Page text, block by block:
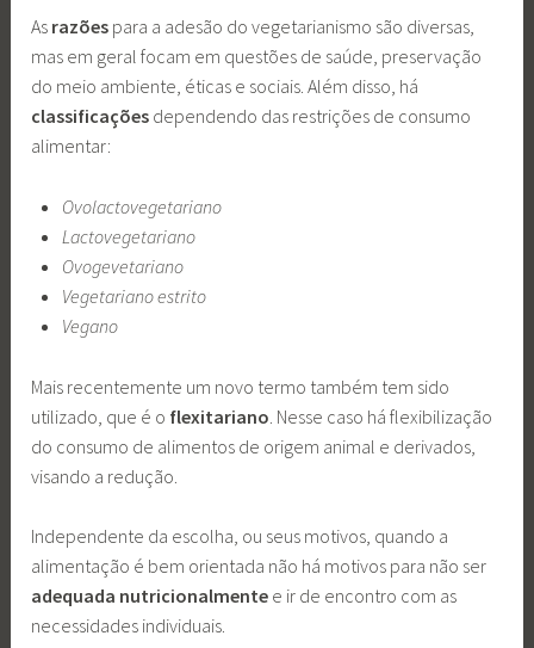
As razões para a adesão do vegetarianismo são diversas,
mas em geral focam em questões de saúde, preservação
do meio ambiente, éticas e sociais. Além disso, há
classificações dependendo das restrições de consumo
alimentar:
Ovolactovegetariano
Lactovegetariano
Ovogevetariano
Vegetariano estrito
Vegano
Mais recentemente um novo termo também tem sido
utilizado, que é o flexitariano . Nesse caso há flexibilização
do consumo de alimentos de origem animal e derivados,
visando a redução.
Independente da escolha, ou seus motivos, quando a
alimentação é bem orientada não há motivos para não ser
adequada nutricionalmente e ir de encontro com as
necessidades individuais.